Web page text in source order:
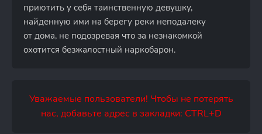
приютить у себя таинственную девушку,
найденную ими на берегу реки неподалеку
от дома, не подозревая что за незнакомкой
охотится безжалостный наркобарон.
Уважаемые пользователи! Чтобы не потерять
нас, добавьте адрес в закладки: CTRL+D